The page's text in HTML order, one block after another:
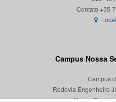
Campus Nossa
Campus
Rodovia Engenheiro
Nossa